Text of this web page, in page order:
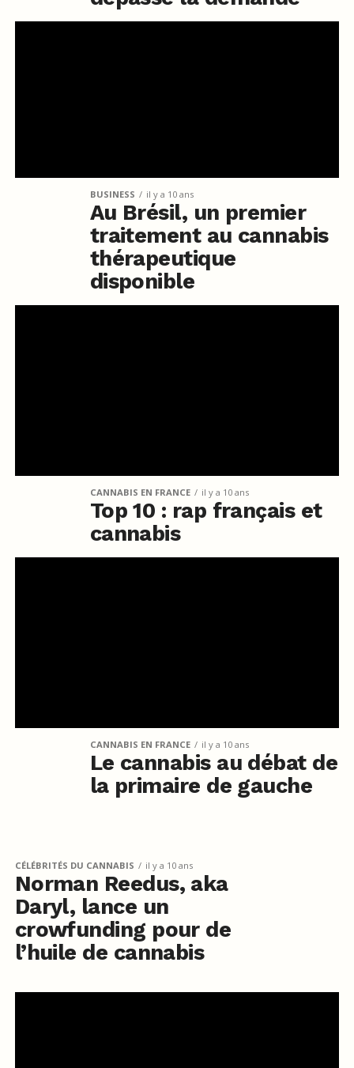
BUSINESS il y a 10 ans
Au Brésil, un premier
traitement au cannabis
thérapeutique
disponible
CANNABIS EN FRANCE il y a 10 ans
Top 10 : rap français et
cannabis
CANNABIS EN FRANCE il y a 10 ans
Le cannabis au débat de
la primaire de gauche
CÉLÉBRITÉS DU CANNABIS il y a 10 ans
Norman Reedus, aka
Daryl, lance un
crowfunding pour de
l’huile de cannabis